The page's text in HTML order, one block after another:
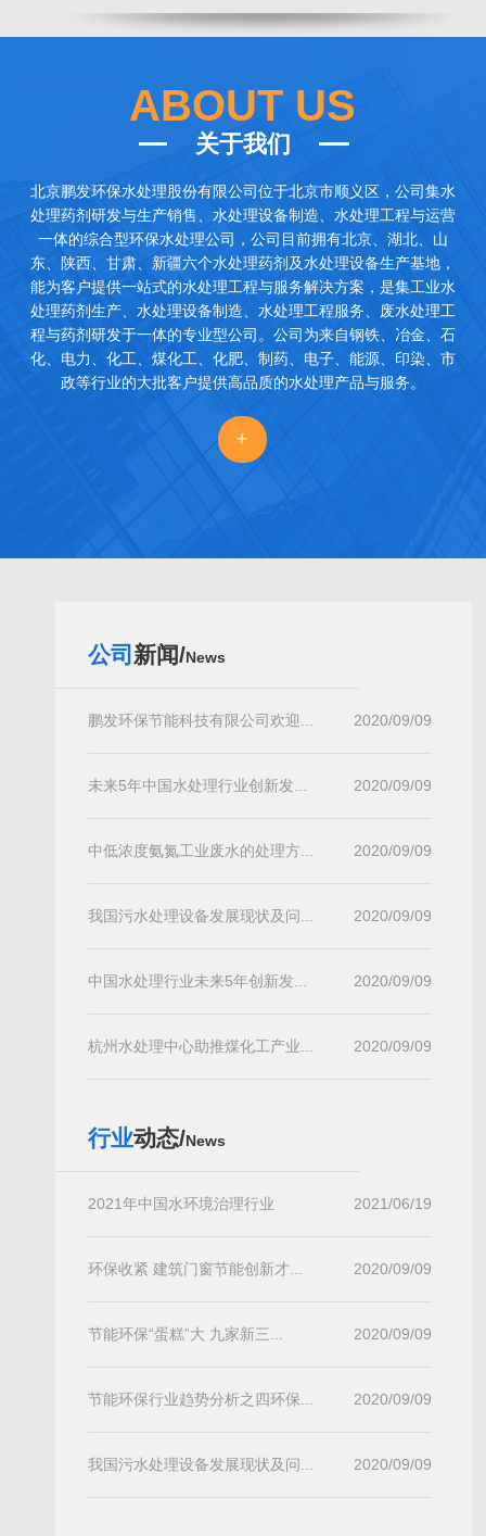
ABOUT US
关于我们
北京鹏发环保水处理股份有限公司位于北京市顺义区，公司集水
处理药剂研发与生产销售、水处理设备制造、水处理工程与运营
一体的综合型环保水处理公司，公司目前拥有北京、湖北、山
东、陕西、甘肃、新疆六个水处理药剂及水处理设备生产基地，
能为客户提供一站式的水处理工程与服务解决方案，是集工业水
处理药剂生产、水处理设备制造、水处理工程服务、废水处理工
程与药剂研发于一体的专业型公司。公司为来自钢铁、冶金、石
化、电力、化工、煤化工、化肥、制药、电子、能源、印染、市
政等行业的大批客户提供高品质的水处理产品与服务。
+
公司 新闻/News
鹏发环保节能科技有限公司欢迎... 2020/09/09
未来5年中国水处理行业创新发... 2020/09/09
中低浓度氨氮工业废水的处理方... 2020/09/09
我国污水处理设备发展现状及问... 2020/09/09
中国水处理行业未来5年创新发... 2020/09/09
杭州水处理中心助推煤化工产业... 2020/09/09
行业动态/News
2021年中国水环境治理行业 2021/06/19
环保收紧 建筑门窗节能创新才... 2020/09/09
节能环保“蛋糕”大 九家新三... 2020/09/09
节能环保行业趋势分析之四环保... 2020/09/09
我国污水处理设备发展现状及问... 2020/09/09